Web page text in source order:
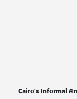
Cairo's Informal